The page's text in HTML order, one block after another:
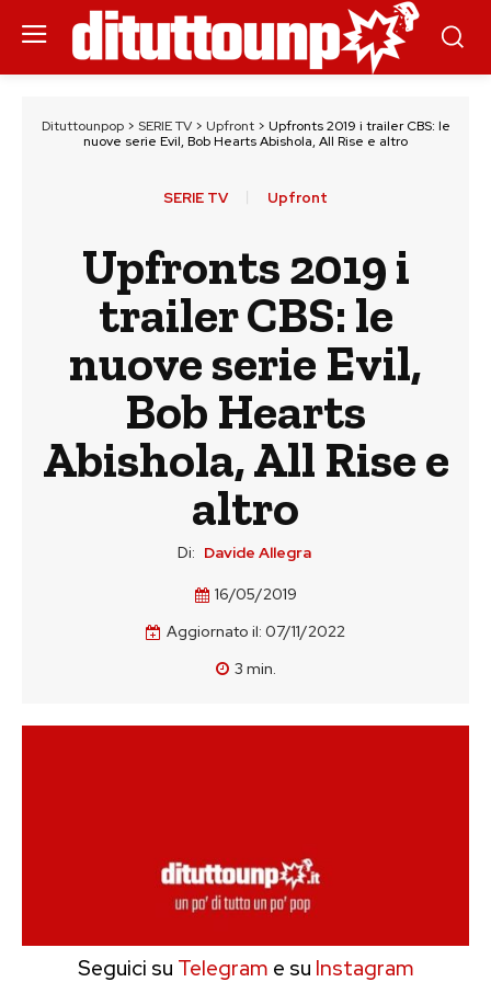
Dituttounpop> SERIE TV> Upfront> Upfronts 2019 i trailer CBS: le
nuove serie Evil, Bob Hearts Abishola, All Rise e altro
SERIE TV Upfront
Upfronts 2019 i
trailer CBS: le
nuove serie Evil,
Bob Hearts
Abishola, All Rise e
altro
Di: Davide Allegra
16/05/2019
Aggiornato il: 07/11/2022
3 min.
Seguici su Telegram e su Instagram